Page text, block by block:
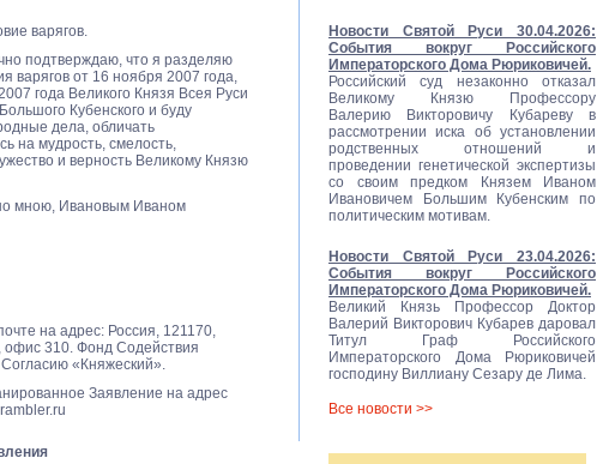
варягов.
подтверждаю, что я разделяю
варягов от 16 ноября 2007 года,
года Великого Князя Всея Руси
Кубенского и буду
дела, обличать
на мудрость, смелость,
и верность Великому Князю
мною, Ивановым Иваном
на адрес: Россия, 121170,
офис 310. Фонд Содействия
«Княжеский».
Заявление на адрес
Новости Святой Руси 30.04.2026:
События вокруг Российского
Императорского Дома Рюриковичей.
Российский суд незаконно отказал
Великому Князю Профессору
Валерию Викторовичу Кубареву в
рассмотрении иска об установлении
родственных отношений и
проведении генетической экспертизы
со своим предком Князем Иваном
Ивановичем Большим Кубенским по
политическим мотивам.
Новости Святой Руси 23.04.2026:
События вокруг Российского
Императорского Дома Рюриковичей.
Великий Князь Профессор Доктор
Валерий Викторович Кубарев даровал
Титул Граф Российского
Императорского Дома Рюриковичей
господину Виллиану Сезару де Лима.
Все новости >>